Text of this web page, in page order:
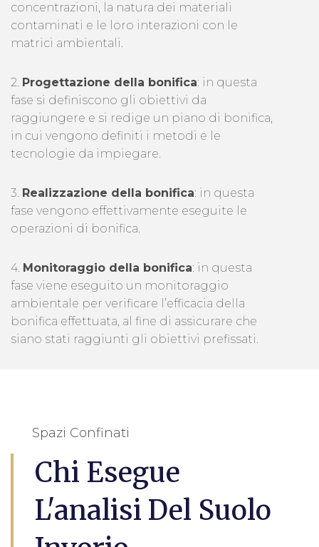
concentrazioni, la natura dei materiali
contaminati e le loro interazioni con le
matrici ambientali.
2. Progettazione della bonifica: in questa
fase si definiscono gli obiettivi da
raggiungere e si redige un piano di bonifica,
in cui vengono definiti i metodi e le
tecnologie da impiegare.
3. Realizzazione della bonifica: in questa
fase vengono effettivamente eseguite le
operazioni di bonifica.
4. Monitoraggio della bonifica: in questa
fase viene eseguito un monitoraggio
ambientale per verificare l’efficacia della
bonifica effettuata, al fine di assicurare che
siano stati raggiunti gli obiettivi prefissati.
Spazi Confinati
Chi Esegue
L'analisi Del Suolo